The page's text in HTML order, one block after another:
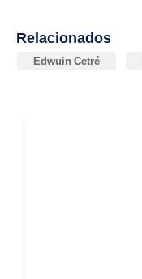
Relacionados
Edwuin Cetré